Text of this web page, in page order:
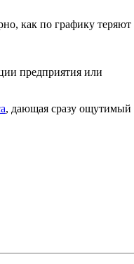
как по графику
предприятия или
, дающая сразу ощутимый